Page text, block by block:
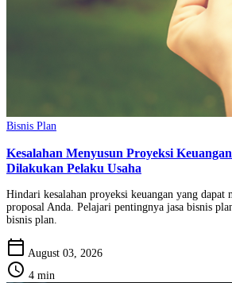
Bisnis Plan
Kesalahan Menyusun Proyeksi
Dilakukan Pelaku Usaha
Hindari kesalahan proyeksi keuangan yang dapat
proposal Anda. Pelajari pentingnya jasa bisnis
bisnis plan.
calendar_today August 03, 2026
schedule 4 min